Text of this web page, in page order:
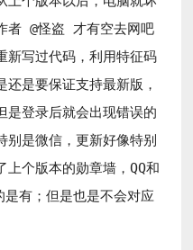
者 @怪盗 才有空去网吧
新写过代码，利用特征码
是要保证支持最新版，
是登录后就会出现错误的
别是微信，更新好像特别
个版本的勋章墙，QQ和
有；但是也是不会对应